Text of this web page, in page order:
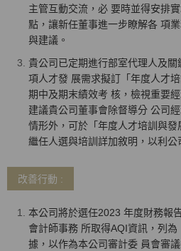
主管互動交流，必 要時並得安排
點，讓新任董事進一步瞭解各 項
與建議。
貴公司已定期進行部室代理人及
項人才發 展需求擬訂「年度人才
期中及期末績效考 核，檢視重要
建議貴公司董事會除督導分 公司
情形外，可於「年度人才培訓與
繼任人選與培訓詳加敘明，以利公
改善行動 :
本公司將於選任2023 年度財務報
會計師事務 所取得AQI資訊，列
據，以作為本公司審計委 員會審